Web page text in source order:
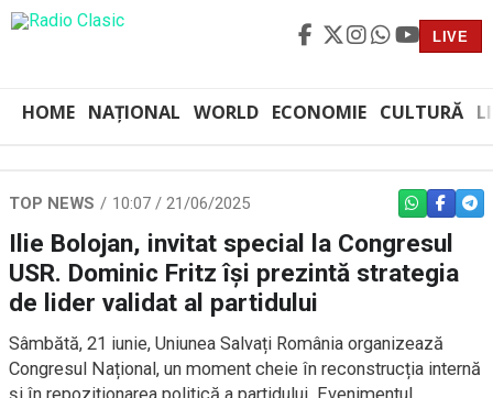
LIVE
HOME NAȚIONAL WORLD ECONOMIE CULTURĂ
TOP NEWS 10:07 / 21/06/2025 WHATSAPP
Ilie Bolojan, invitat special la Congresul
USR. Dominic Fritz își prezintă strategia
de lider validat al partidului
Sâmbătă, 21 iunie, Uniunea Salvați România organizează
Congresul Național, un moment cheie în reconstrucția internă